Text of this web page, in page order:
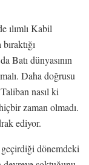
ılımlı Kabil
Batı dünyasının
Daha doğrusu
nasıl ki
zaman olmadı.
ediyor.
dönemdeki